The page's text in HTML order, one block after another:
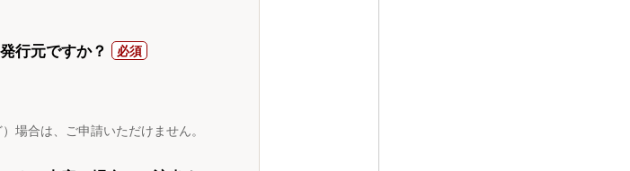
行元ですか？
場合は、ご申請いただけません。